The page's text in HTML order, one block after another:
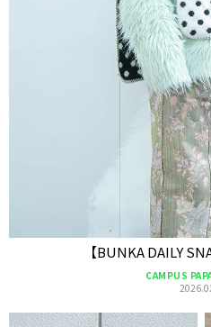
【BUNKA DAILY
CAMPUS